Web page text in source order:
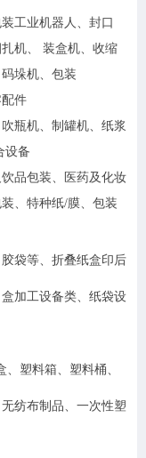
工业机器人、封口
机、 装盒机、收缩
垛机、包装
件
瓶机、制罐机、纸浆
设备
品包装、医药及化妆
、特种纸/膜、包装
袋等、折叠纸盒印后
加工设备类、纸袋设
塑料箱、塑料桶、
纺布制品、一次性塑